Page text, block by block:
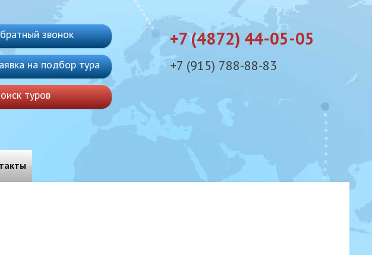
звонок
на подбор тура
туров
+7 (4872) 44-05-05
+7 (915) 788-88-83